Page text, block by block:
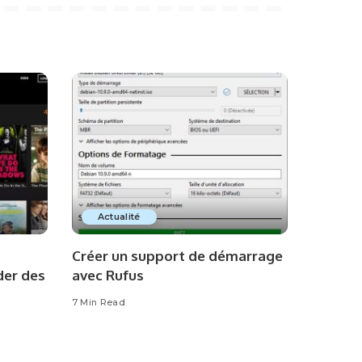
des
Actualité
Créer un support de démarrage
avec Rufus
7 Min Read